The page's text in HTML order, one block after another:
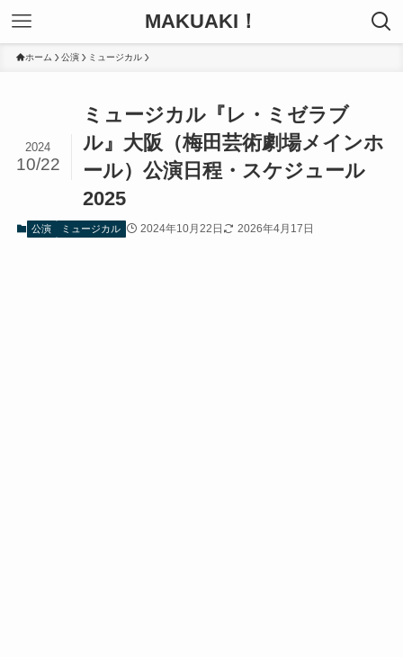
MAKUAKI！
ホーム 公演 ミュージカル
ミュージカル『レ・ミゼラブ
ル』大阪（梅田芸術劇場メインホ
ール）公演日程・スケジュール
2025
2024
10/22
公演 ミュージカル 2024年10月22日 2026年4月17日